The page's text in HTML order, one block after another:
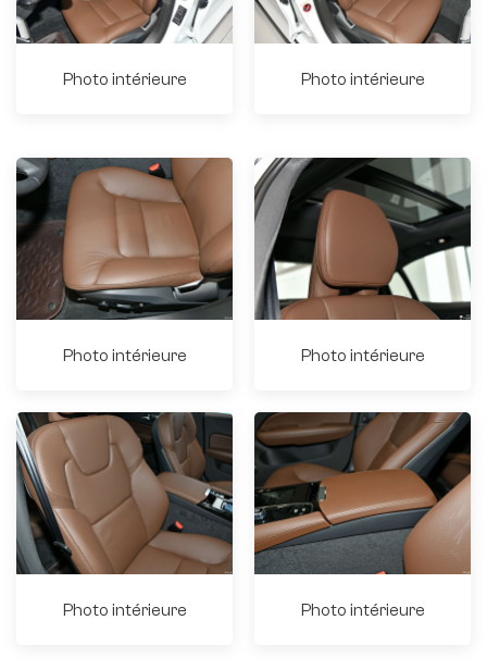
Photo intérieure Photo intérieure
Photo intérieure Photo intérieure
Photo intérieure Photo intérieure